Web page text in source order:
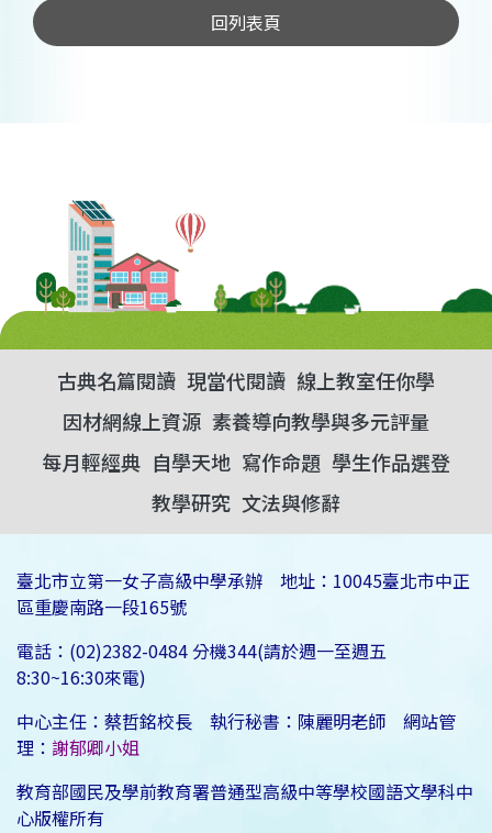
回列表頁
古典名篇閱讀 現當代閱讀 線上教室任你學
因材網線上資源 素養導向教學與多元評量
每月輕經典 自學天地 寫作命題 學生作品選登
教學研究 文法與修辭
臺北市立第一女子高級中學承辦 地址：10045臺北市中正
區重慶南路一段165號
電話：(02)2382-0484 分機344(請於週一至週五
8:30~16:30來電)
中心主任：蔡哲銘校長 執行秘書：陳麗明老師 網站管
理： 謝郁卿小姐
教育部國民及學前教育署普通型高級中等學校國語文學科中
心版權所有